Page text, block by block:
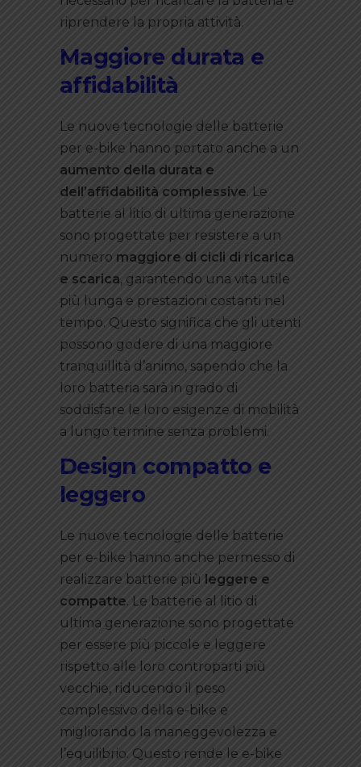
riprendere la propria attività.
Maggiore durata e
affidabilità
Le nuove tecnologie delle batterie
per e-bike hanno portato anche a un
aumento della durata e
dell’affidabilità complessive. Le
batterie al litio di ultima generazione
sono progettate per resistere a un
numero maggiore di cicli di ricarica
e scarica, garantendo una vita utile
più lunga e prestazioni costanti nel
tempo. Questo significa che gli utenti
possono godere di una maggiore
tranquillità d’animo, sapendo che la
loro batteria sarà in grado di
soddisfare le loro esigenze di mobilità
a lungo termine senza problemi.
Design compatto e
leggero
Le nuove tecnologie delle batterie
per e-bike hanno anche permesso di
realizzare batterie più leggere e
compatte. Le batterie al litio di
ultima generazione sono progettate
per essere più piccole e leggere
rispetto alle loro controparti più
vecchie, riducendo il peso
complessivo della e-bike e
migliorando la maneggevolezza e
l’equilibrio. Questo rende le e-bike